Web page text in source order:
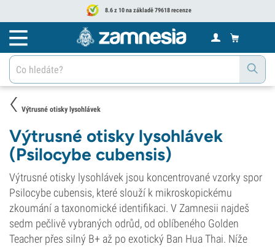
8.6 z 10 na základě 79618 recenze
Výtrusné otisky lysohlávek
Výtrusné otisky lysohlávek
(Psilocybe cubensis)
Výtrusné otisky lysohlávek jsou koncentrované vzorky spor
Psilocybe cubensis, které slouží k mikroskopickému
zkoumání a taxonomické identifikaci. V Zamnesii najdeš
sedm pečlivě vybraných odrůd, od oblíbeného Golden
Teacher přes silný B+ až po exotický Ban Hua Thai. Níže